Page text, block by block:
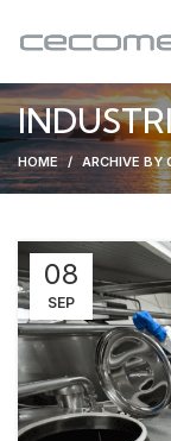
HOME ARCHIVE BY
08
SEP